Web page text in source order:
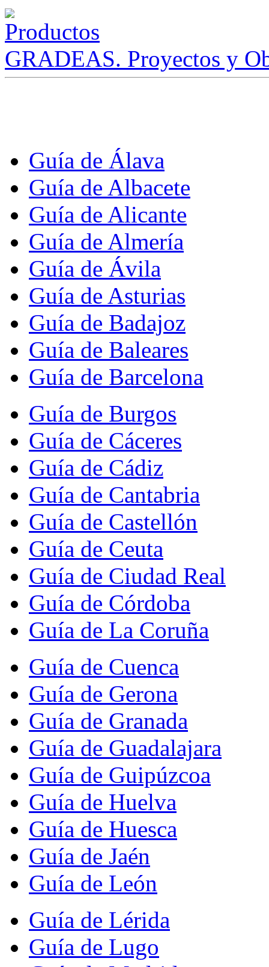
GRADEAS. Proyectos y
Guía de Álava
Guía de Albacete
Guía de Alicante
Guía de Almería
Guía de Ávila
Guía de Asturias
Guía de Badajoz
Guía de Baleares
Guía de Barcelona
Guía de Burgos
Guía de Cáceres
Guía de Cádiz
Guía de Cantabria
Guía de Castellón
Guía de Ceuta
Guía de Ciudad Real
Guía de Córdoba
Guía de La Coruña
Guía de Cuenca
Guía de Gerona
Guía de Granada
Guía de Guadalajara
Guía de Guipúzcoa
Guía de Huelva
Guía de Huesca
Guía de Jaén
Guía de León
Guía de Lérida
Guía de Lugo